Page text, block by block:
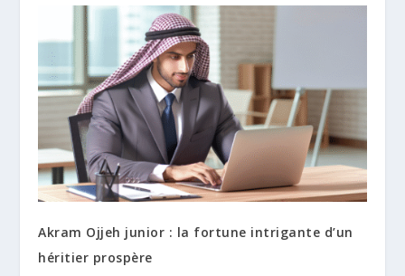
Akram Ojjeh junior : la fortune intrigante d’un
héritier prospère